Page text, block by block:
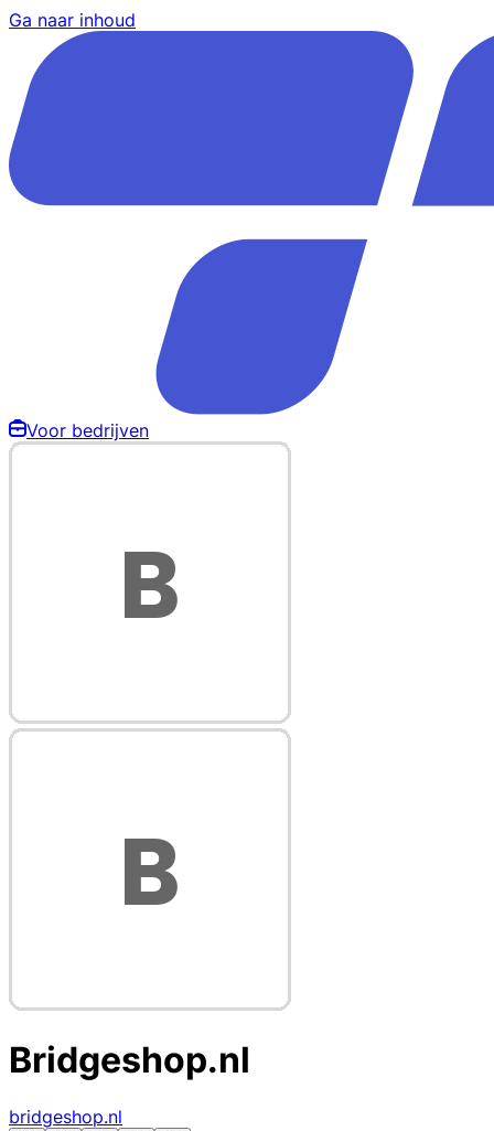
Ga naar inhoud
Voor bedrijven
Bridgeshop.nl
bridgeshop.nl